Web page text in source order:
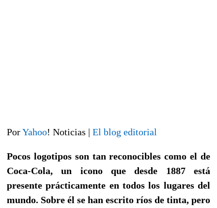
PorYahoo! Noticias | El blog editorial
Pocos logotipos son tan reconocibles como el de
Coca-Cola, un icono que desde 1887 está
presente prácticamente en todos los lugares del
mundo. Sobre él se han escrito ríos de tinta, pero